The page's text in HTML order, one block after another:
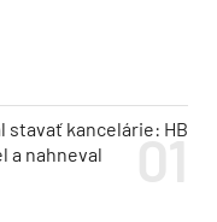
stavať kancelárie: HB
a nahneval